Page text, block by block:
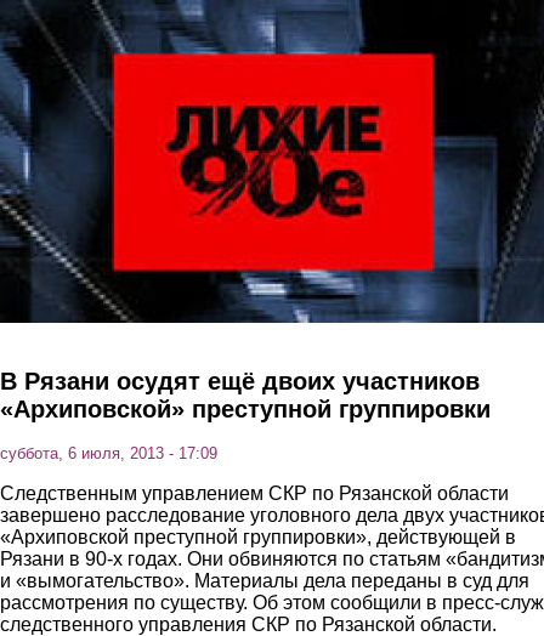
Перейти к основному содержанию
В Рязани осудят ещё двоих участников
«Архиповской» преступной группировки
суббота, 6 июля, 2013 - 17:09
Следственным управлением СКР по Рязанской области
завершено расследование уголовного дела двух
«Архиповской преступной группировки», действующей в
Рязани в 90-х годах. Они обвиняются по статьям
и «вымогательство». Материалы дела переданы в суд для
рассмотрения по существу. Об этом сообщили в пресс-
следственного управления СКР по Рязанской области.